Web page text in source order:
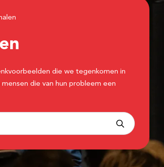
die we tegenkomen in
die van hun probleem een